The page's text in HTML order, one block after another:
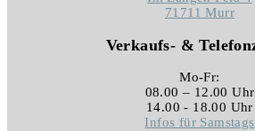
71711 Murr
Verkaufs- &
Mo-Fr:
08.00 – 12.00 Uhr
14.00 - 18.00 Uhr
Infos für Samstags